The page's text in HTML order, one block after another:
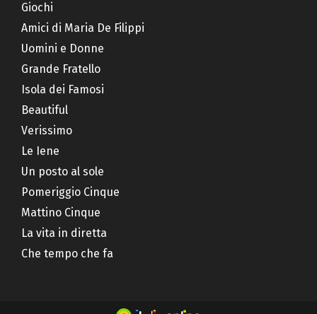
Giochi
Amici di Maria De Filippi
Uomini e Donne
Grande Fratello
Isola dei Famosi
Beautiful
Verissimo
Le Iene
Un posto al sole
Pomeriggio Cinque
Mattino Cinque
La vita in diretta
Che tempo che fa